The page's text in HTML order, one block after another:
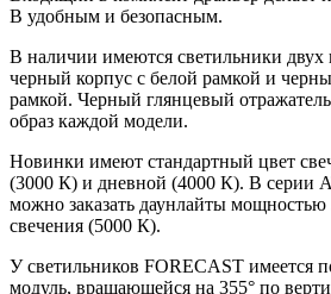
В удобным и безопасным.
В наличии имеются светильники двух
черный корпус с белой рамкой и
рамкой. Черный глянцевый
образ каждой модели.
Новинки имеют стандартный цвет
(3000 К) и дневной (4000 К). В серии
можно заказать даунлайты
свечения (5000 К).
У светильников FORECAST имеется
модуль, вращающейся на 355° по